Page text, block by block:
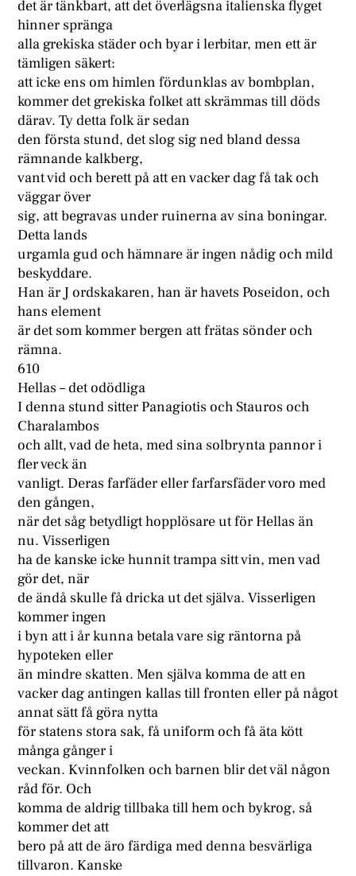
det är tänkbart, att det överlägsna italienska flyget
hinner spränga
alla grekiska städer och byar i lerbitar, men ett är
tämligen säkert:
att icke ens om himlen fördunklas av bombplan,
kommer det grekiska folket att skrämmas till döds
därav. Ty detta folk är sedan
den första stund, det slog sig ned bland dessa
rämnande kalkberg,
vant vid och berett på att en vacker dag få tak och
väggar över
sig, att begravas under ruinerna av sina boningar.
Detta lands
urgamla gud och hämnare är ingen nådig och mild
beskyddare.
Han är J ordskakaren, han är havets Poseidon, och
hans element
är det som kommer bergen att frätas sönder och
rämna.
610
Hellas – det odödliga
I denna stund sitter Panagiotis och Stauros och
Charalambos
och allt, vad de heta, med sina solbrynta pannor i
fler veck än
vanligt. Deras farfäder eller farfarsfäder voro med
den gången,
när det såg betydligt hopplösare ut för Hellas än
nu. Visserligen
ha de kanske icke hunnit trampa sitt vin, men vad
gör det, när
de ändå skulle få dricka ut det själva. Visserligen
kommer ingen
i byn att i år kunna betala vare sig räntorna på
hypoteken eller
än mindre skatten. Men själva komma de att en
vacker dag antingen kallas till fronten eller på något
annat sätt få göra nytta
för statens stora sak, få uniform och få äta kött
många gånger i
veckan. Kvinnfolken och barnen blir det väl någon
råd för. Och
komma de aldrig tillbaka till hem och bykrog, så
kommer det att
bero på att de äro färdiga med denna besvärliga
tillvaron. Kanske